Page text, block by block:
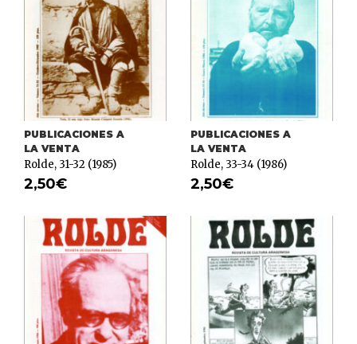
PUBLICACIONES A
LA VENTA
Rolde, 31-32 (1985)
2,50€
PUBLICACIONES A
LA VENTA
Rolde, 33-34 (1986)
2,50€